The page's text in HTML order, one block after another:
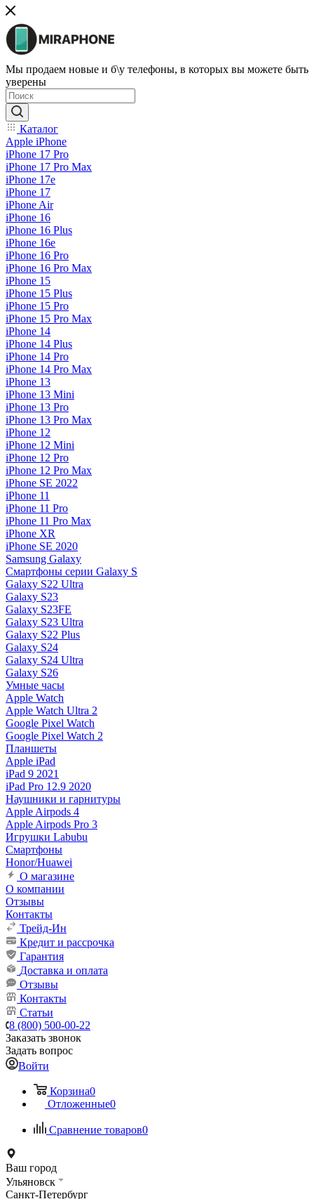
Мы продаем новые и б\у телефоны, в которых вы можете быть
уверены
Каталог
Apple iPhone
iPhone 17 Pro
iPhone 17 Pro Max
iPhone 17e
iPhone 17
iPhone Air
iPhone 16
iPhone 16 Plus
iPhone 16e
iPhone 16 Pro
iPhone 16 Pro Max
iPhone 15
iPhone 15 Plus
iPhone 15 Pro
iPhone 15 Pro Max
iPhone 14
iPhone 14 Plus
iPhone 14 Pro
iPhone 14 Pro Max
iPhone 13
iPhone 13 Mini
iPhone 13 Pro
iPhone 13 Pro Max
iPhone 12
iPhone 12 Mini
iPhone 12 Pro
iPhone 12 Pro Max
iPhone SE 2022
iPhone 11
iPhone 11 Pro
iPhone 11 Pro Max
iPhone XR
iPhone SE 2020
Samsung Galaxy
Смартфоны серии Galaxy S
Galaxy S22 Ultra
Galaxy S23
Galaxy S23FE
Galaxy S23 Ultra
Galaxy S22 Plus
Galaxy S24
Galaxy S24 Ultra
Galaxy S26
Умные часы
Apple Watch
Apple Watch Ultra 2
Google Pixel Watch
Google Pixel Watch 2
Планшеты
Apple iPad
iPad 9 2021
iPad Pro 12.9 2020
Наушники и гарнитуры
Apple Airpods 4
Apple Airpods Pro 3
Игрушки Labubu
Смартфоны
Honor/Huawei
О магазине
О компании
Отзывы
Контакты
Трейд-Ин
Кредит и рассрочка
Гарантия
Доставка и оплата
Отзывы
Контакты
Статьи
8 (800) 500-00-22
Заказать звонок
Задать вопрос
Войти
Корзина0
Отложенные0
Сравнение товаров0
Ваш город
Ульяновск
Санкт-Петербург